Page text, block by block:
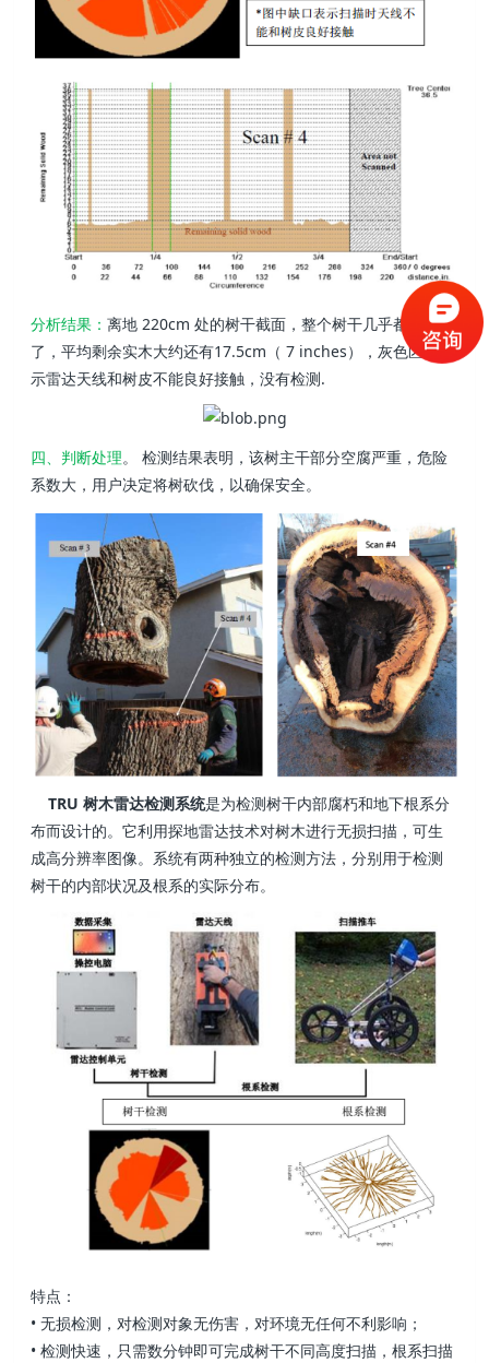
分析结果：离地 220cm 处的树干截面，整个树干几乎都腐烂
了，平均剩余实木大约还有17.5cm（ 7 inches），灰色区域表
示雷达天线和树皮不能良好接触，没有检测.
四、判断处理。 检测结果表明，该树主干部分空腐严重，危险
系数大，用户决定将树砍伐，以确保安全。
TRU 树木雷达检测系统是为检测树干内部腐朽和地下根系分
布而设计的。它利用探地雷达技术对树木进行无损扫描，可生
成高分辨率图像。系统有两种独立的检测方法，分别用于检测
树干的内部状况及根系的实际分布。
特点：
• 无损检测，对检测对象无伤害，对环境无任何不利影响；
• 检测快速，只需数分钟即可完成树干不同高度扫描，根系扫描